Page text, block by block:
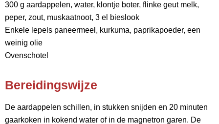
300 g aardappelen, water, klontje boter, flinke geut melk,
peper, zout, muskaatnoot, 3 el bieslook
Enkele lepels paneermeel, kurkuma, paprikapoeder, een
weinig olie
Ovenschotel
Bereidingswijze
De aardappelen schillen, in stukken snijden en 20 minuten
gaarkoken in kokend water of in de magnetron garen. De